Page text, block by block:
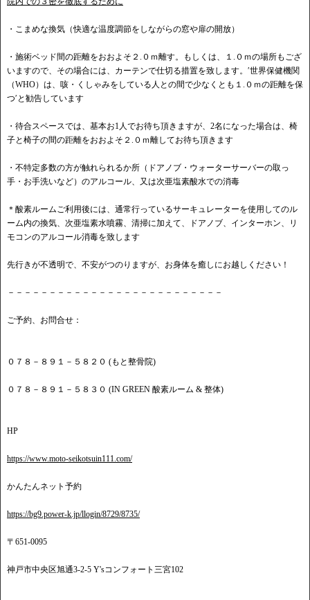
・こまめな換気（快適な温度調節をしながらの窓や扉の開放）
・施術ベッド間の距離をおおよそ２.０ｍ離す。もしくは、１.０ｍの場所もござ
いますので、その場合には、カーテンで仕切る措置を致します。′世界保健機関
（WHO）は、咳・くしゃみをしている人との間で少なくとも１.０ｍの距離を保
つ′と勧告しています
・待合スペースでは、基本お1人でお待ち頂きますが、2名になった場合は、椅
子と椅子の間の距離をおおよそ２.０ｍ離してお待ち頂きます
・不特定多数の方が触れられるか所（ドアノブ・ウォーターサーバーの取っ
手・お手洗いなど）のアルコール、又は次亜塩素酸水での消毒
＊酸素ルームご利用後には、通常行っているサーキュレーターを使用してのル
ーム内の換気、次亜塩素水噴霧、清掃に加えて、ドアノブ、インターホン、リ
モコンのアルコール消毒を致します
先行きが不透明で、不安がつのりますが、お身体を癒しにお越しください！
－－－－－－－－－－－－－－－－－－－－－－－－－－
ご予約、お問合せ：
０７８－８９１－５８２０ (もと整骨院)
０７８－８９１－５８３０ (IN GREEN 酸素ルーム & 整体)
HP
https://www.moto-seikotsuin111.com/
かんたんネット予約
https://bg9.power-k.jp/llogin/8729/8735/
〒651-0095
神戸市中央区旭通3-2-5 Y'sコンフォート三宮102